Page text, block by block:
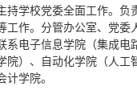
持学校党委全面工作。负
工作。分管办公室、党委
系电子信息学院（集成电
院）、自动化学院（人工
计学院。